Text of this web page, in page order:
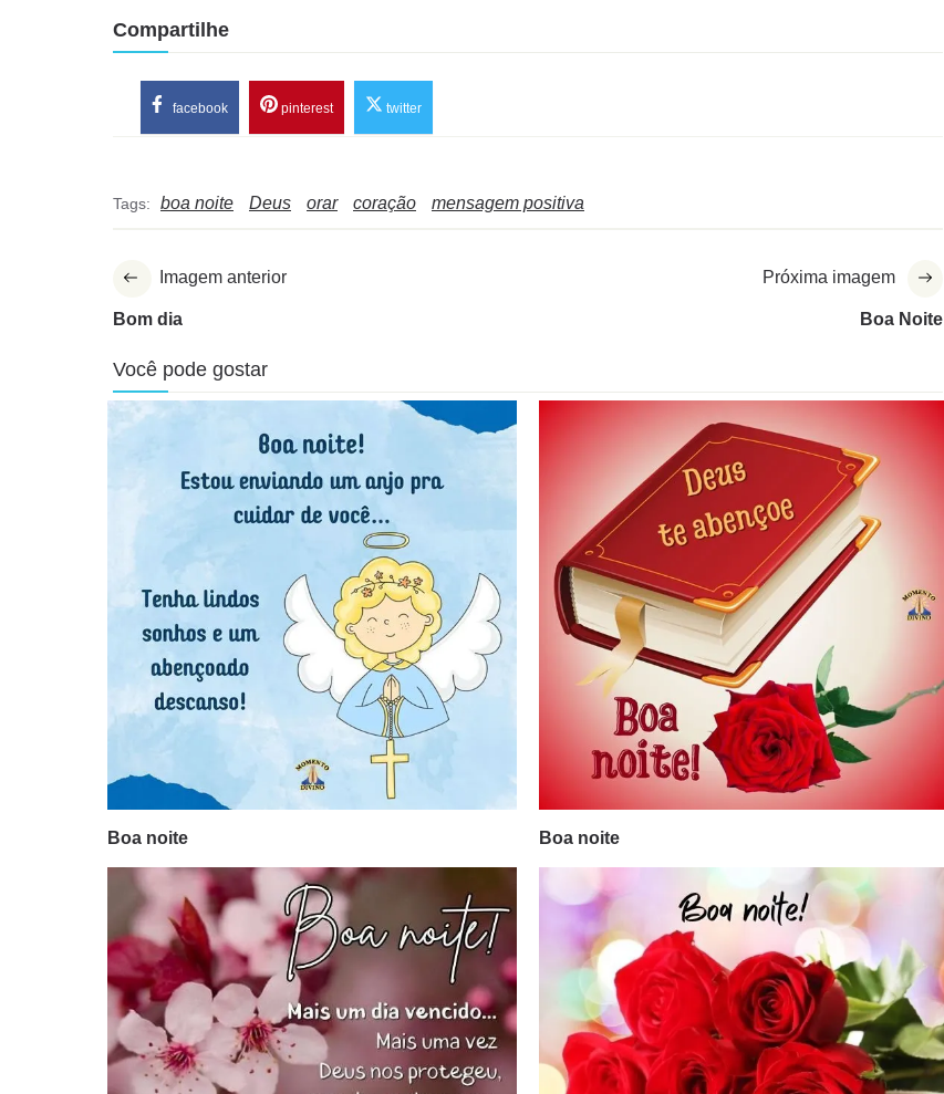
Compartilhe
facebook pinterest twitter
Tags: boa noite Deus orar coração mensagem positiva
Imagem anterior
Bom dia
Próxima imagem
Boa Noite
Você pode gostar
Boa noite Boa noite